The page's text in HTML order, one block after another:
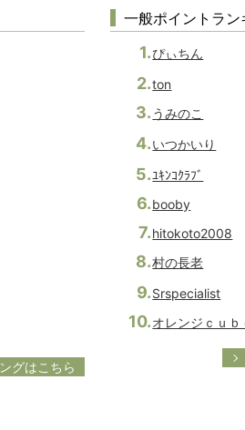
グはこちら
一般ポイントラン
ぴぃちん
ton
うみのこ
いつかいり
ﾕｷﾝｺｸﾗﾌﾞ
booby
hitokoto2008
村の長老
Srspecialist
オレンジｃｕｂ